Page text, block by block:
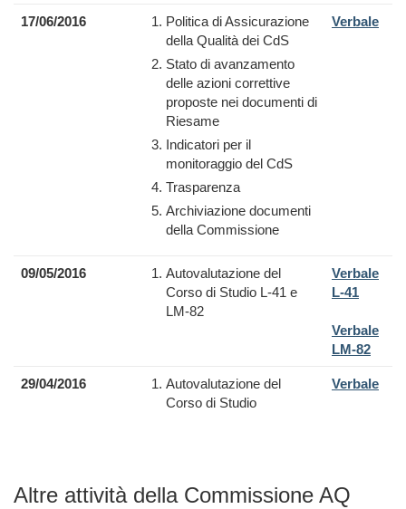
17/06/2016
Politica di Assicurazione
della Qualità dei CdS
Stato di avanzamento
delle azioni correttive
proposte nei documenti di
Riesame
Indicatori per il
monitoraggio del CdS
Trasparenza
Archiviazione documenti
della Commissione
Verbale
09/05/2016
Autovalutazione del
Corso di Studio L-41 e
LM-82
Verbale
L-41
Verbale
LM-82
29/04/2016
Autovalutazione del
Corso di Studio
Verbale
Altre attività della Commissione AQ